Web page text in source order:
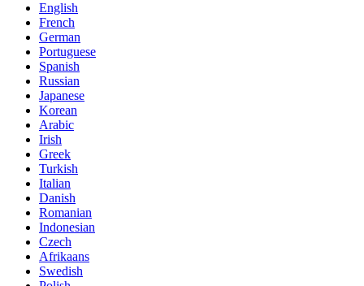
English
French
German
Portuguese
Spanish
Russian
Japanese
Korean
Arabic
Irish
Greek
Turkish
Italian
Danish
Romanian
Indonesian
Czech
Afrikaans
Swedish